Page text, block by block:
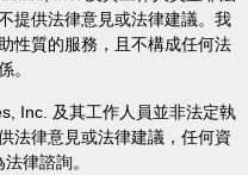
提供法律意見或法律建議。我
性質的服務，且不構成任何法
。
Inc. 及其工作人員並非法定執
法律意見或法律建議，任何資
律諮詢。